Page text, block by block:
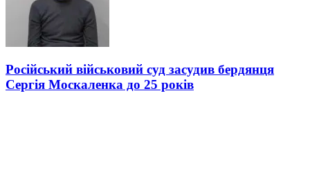
Російський військовий суд засудив бердянця
Сергія Москаленка до 25 років